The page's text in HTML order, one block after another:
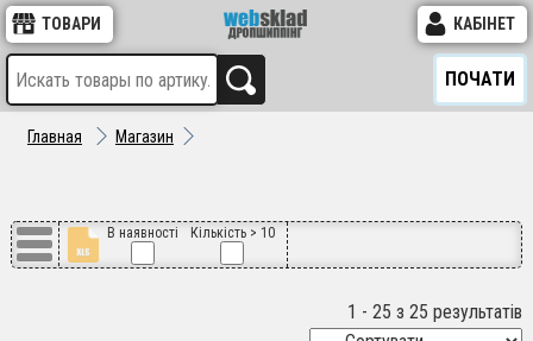
ТОВАРИ КАБІНЕТ
ПОЧАТИ
Главная Магазин
В наявності Кількість > 10
1 - 25 з 25 результатів